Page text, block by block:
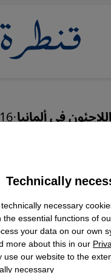
في ألمانيا·
Technically
necessary
essential functions of
your data on our own
more about this in our
use our website to the